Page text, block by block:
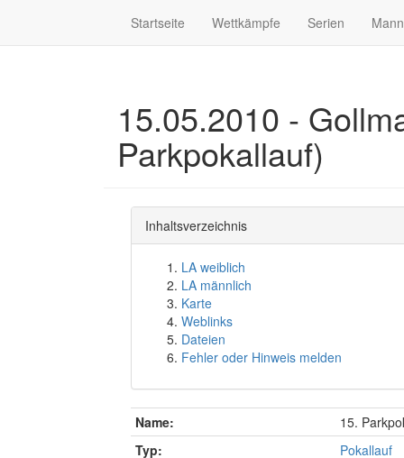
Startseite Wettkämpfe Serien
15.05.2010 -
Parkpokallauf)
Inhaltsverzeichnis
LA weiblich
LA männlich
Karte
Weblinks
Dateien
Fehler oder Hinweis melden
Name:
15.
Typ:
Pokallauf